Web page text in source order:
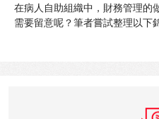
在病人自助組織中，財務管理的
需要留意呢？筆者嘗試整理以下